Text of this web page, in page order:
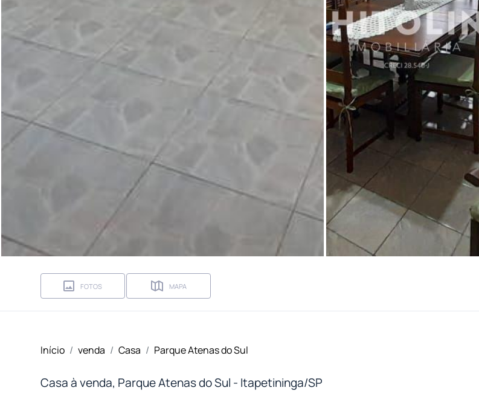
FOTOS MAPA
Início venda Casa Parque Atenas do Sul
Casa à venda, Parque Atenas do Sul - Itapetininga/SP